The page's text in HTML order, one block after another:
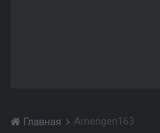
Главная Arnengen163